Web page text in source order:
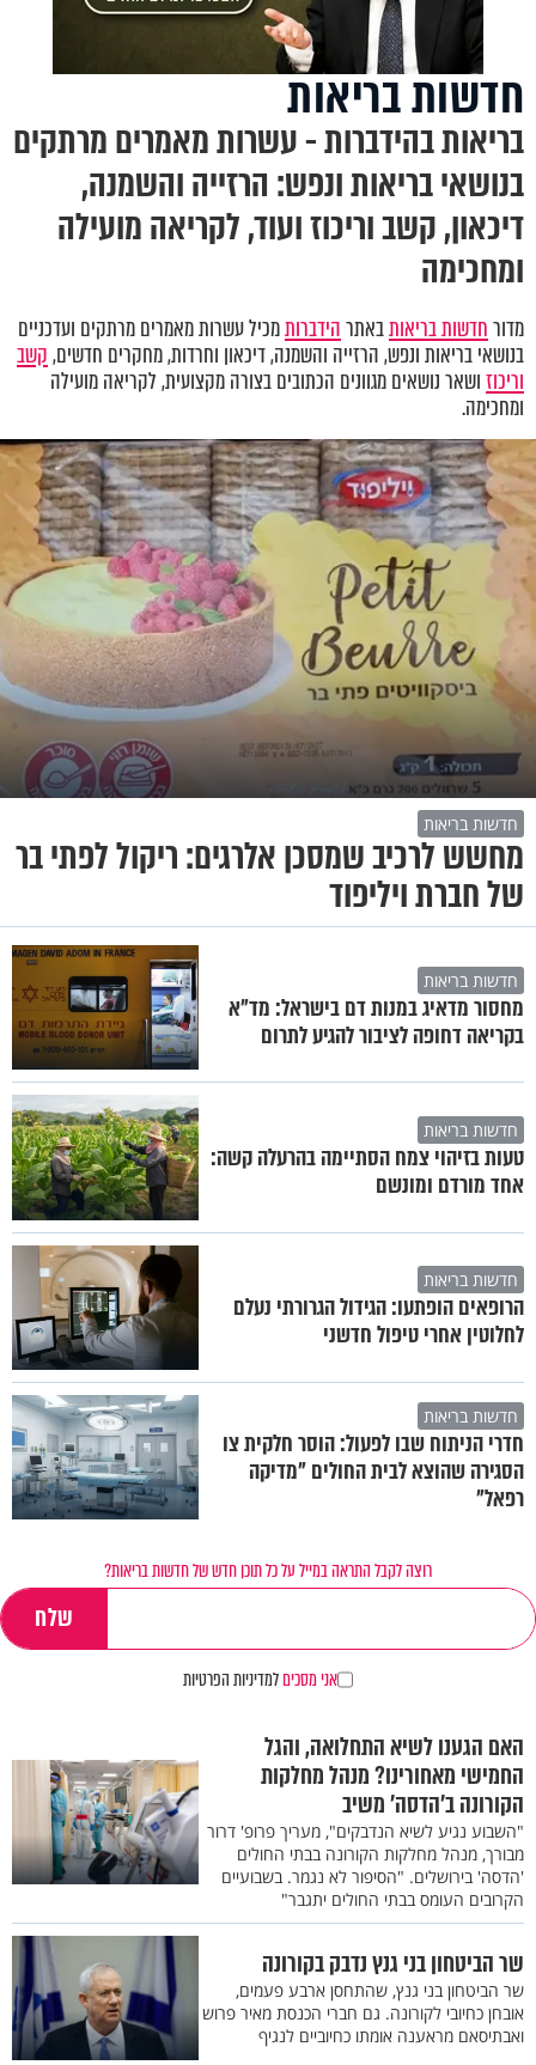
חדשות בריאות
בריאות בהידברות - עשרות מאמרים מרתקים
בנושאי בריאות ונפש: הרזייה והשמנה,
דיכאון, קשב וריכוז ועוד, לקריאה מועילה
ומחכימה
מדורחדשות בריאותבאתרהידברותמכיל עשרות מאמרים מרתקים ועדכניים
בנושאי בריאות ונפש,הרזייה והשמנה, דיכאון וחרדות,מחקרים חדשים,קשב
וריכוזושאר נושאים מגוונים הכתובים בצורה מקצועית, לקריאה מועילה
ומחכימה.
חדשות בריאות
מחשש לרכיב שמסכן אלרגים: ריקול לפתי בר
של חברת ויליפוד
חדשות בריאות
מחסור מדאיג במנות דם בישראל: מד"א
בקריאה דחופה לציבור להגיע לתרום
חדשות בריאות
טעות בזיהוי צמח הסתיימה בהרעלה קשה:
אחד מורדם ומונשם
חדשות בריאות
הרופאים הופתעו: הגידול הגרורתי נעלם
לחלוטין אחרי טיפול חדשני
חדשות בריאות
חדרי הניתוח שבו לפעול: הוסר חלקית צו
הסגירה שהוצא לבית החולים "מדיקה
רפאל"
רוצה לקבל התראה במייל על כל תוכן חדש של חדשות בריאות?
אני מסכיםלמדיניות הפרטיות
האם הגענו לשיא התחלואה, והגל
החמישי מאחורינו? מנהל מחלקות
הקורונה ב’הדסה’ משיב
"השבוע נגיע לשיא הנדבקים", מעריך פרופ' דרור
מבורך, מנהל מחלקות הקורונה בבתי החולים
'הדסה' בירושלים. "הסיפור לא נגמר. בשבועיים
הקרובים העומס בבתי החולים יתגבר"
שר הביטחון בני גנץ נדבק בקורונה
שר הביטחון בני גנץ, שהתחסן ארבע פעמים,
אובחן כחיובי לקורונה. גם חברי הכנסת מאיר פרוש
ואבתיסאם מראענה אומתו כחיוביים לנגיף